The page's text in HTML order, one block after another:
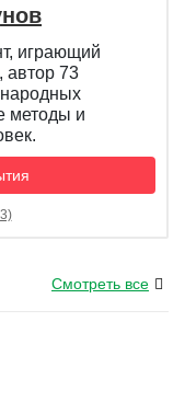
играющий
автор 73
методы и
Смотреть все